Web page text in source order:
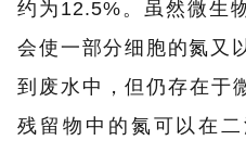
约为12.5%。虽然微生
会使一部分细胞的氮又
到废水中，但仍存在于
残留物中的氮可以在